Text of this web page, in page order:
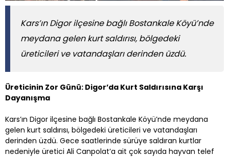
Kars’ın Digor ilçesine bağlı Bostankale Köyü’nde
meydana gelen kurt saldırısı, bölgedeki
üreticileri ve vatandaşları derinden üzdü.
Üreticinin Zor Günü: Digor’da Kurt Saldırısına Karşı
Dayanışma
Kars’ın Digor ilçesine bağlı Bostankale Köyü’nde meydana
gelen kurt saldırısı, bölgedeki üreticileri ve vatandaşları
derinden üzdü. Gece saatlerinde sürüye saldıran kurtlar
nedeniyle üretici Ali Canpolat’a ait çok sayıda hayvan telef